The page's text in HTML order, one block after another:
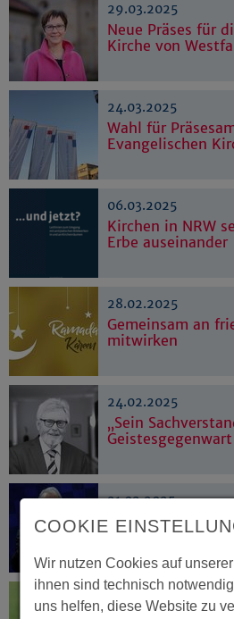
29.03.2025
Neue Präses für
Kirche von
24.03.2025
Wahl für
Evangelischen
06.03.2025
Kirchen in NRW
Erbe auseinander
28.02.2025
Gemeinsam an
mitwirken
24.02.2025
„Sein
21.02.2025
Mahnung zu
19.02.2025
COOKIE
Wir nutzen Cookies auf
ihnen sind technisch
uns helfen, diese Website zu